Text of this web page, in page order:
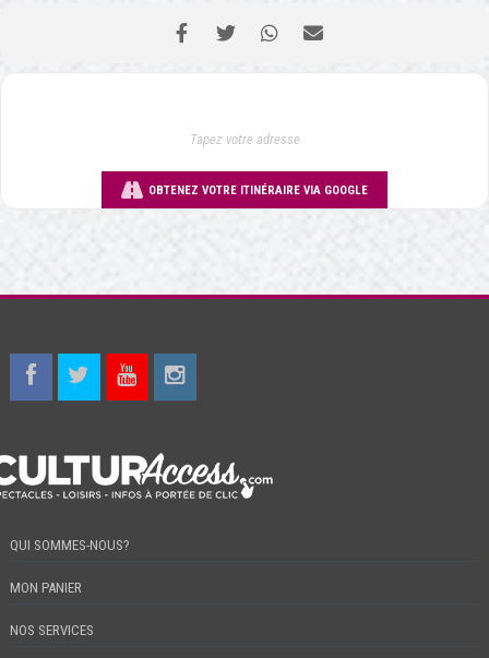
OBTENEZ VOTRE ITINÉRAIRE VIA GOOGLE
QUI SOMMES-NOUS?
MON PANIER
NOS SERVICES